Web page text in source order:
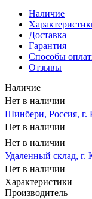
Наличие
Доставка
Гарантия
Способы
Отзывы
Наличие
Нет в наличии
Шинбери, Россия, г.
Нет в наличии
Нет в наличии
Удаленный склад, г.
Нет в наличии
Характеристики
Производитель